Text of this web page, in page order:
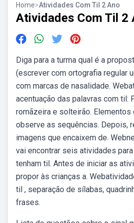
Home>Atividades Com Til 2 Ano
Atividades Com Til 2
Diga para a turma qual é a
(escrever com ortografia regular
com marcas de nasalidade.
acentuação das palavras com til:
romãzeira e solteirão. Elementos
observe as sequências. Depois,
imagens que encaixem de.
vai encontrar seis atividades
tenham til. Antes de iniciar as
propor às crianças a.
til , separação de sílabas,
frases.